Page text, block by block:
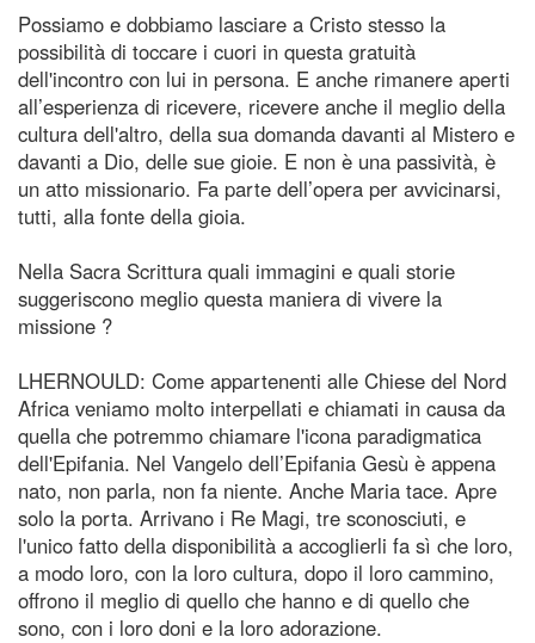
Possiamo e dobbiamo lasciare a Cristo stesso la
possibilità di toccare i cuori in questa gratuità
dell'incontro con lui in persona. E anche rimanere aperti
all’esperienza di ricevere, ricevere anche il meglio della
cultura dell'altro, della sua domanda davanti al Mistero e
davanti a Dio, delle sue gioie. E non è una passività, è
un atto missionario. Fa parte dell’opera per avvicinarsi,
tutti, alla fonte della gioia.
Nella Sacra Scrittura quali immagini e quali storie
suggeriscono meglio questa maniera di vivere la
missione ?
LHERNOULD: Come appartenenti alle Chiese del Nord
Africa veniamo molto interpellati e chiamati in causa da
quella che potremmo chiamare l'icona paradigmatica
dell'Epifania. Nel Vangelo dell’Epifania Gesù è appena
nato, non parla, non fa niente. Anche Maria tace. Apre
solo la porta. Arrivano i Re Magi, tre sconosciuti, e
l'unico fatto della disponibilità a accoglierli fa sì che loro,
a modo loro, con la loro cultura, dopo il loro cammino,
offrono il meglio di quello che hanno e di quello che
sono, con i loro doni e la loro adorazione.